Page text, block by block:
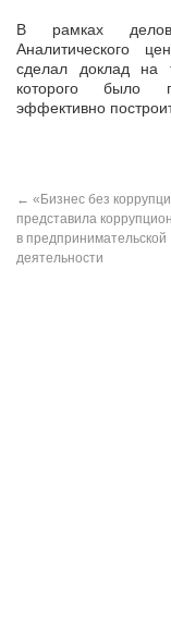
В рамках
Аналитического
сделал доклад на
которого было
эффективно
← «Бизнес без
представила
в предпринимательской
деятельности